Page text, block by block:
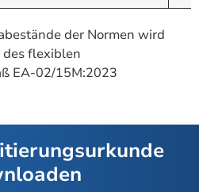
der Normen wird
flexiblen
EA-02/15M:2023